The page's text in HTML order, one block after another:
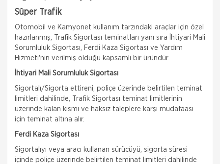
Süper Trafik
Otomobil ve Kamyonet kullanım tarzındaki araçlar için özel
hazırlanmış, Trafik Sigortası teminatları yanı sıra İhtiyari Mali
Sorumluluk Sigortası, Ferdi Kaza Sigortası ve Yardım
Hizmeti'nin verilmiş olduğu kapsamlı bir üründür.
İhtiyari Mali Sorumluluk Sigortası
Sigortalı/Sigorta ettireni; poliçe üzerinde belirtilen teminat
limitleri dahilinde, Trafik Sigortası teminat limitlerinin
üzerinde kalan kısmı ve haksız taleplere karşı müdafaası
için teminat altına alır.
Ferdi Kaza Sigortası
Sigortalıyı veya aracı kullanan sürücüyü, sigorta süresi
içinde poliçe üzerinde belirtilen teminat limitleri dahilinde